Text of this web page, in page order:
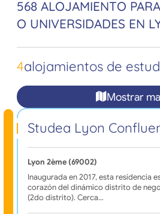
568 ALOJAMIENTO
O UNIVERSIDADES EN
4alojamientos de
Mostrar
Studea Lyon
Lyon 2ème (69002)
Inaugurada en 2017, esta residencia
corazón del dinámico distrito de
(2do distrito). Cerca…